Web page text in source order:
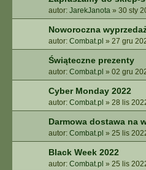
autor: JarekJanota » 30 sty
Noworoczna
autor: Combat.pl » 27 gru
Świąteczne prezenty
autor: Combat.pl » 02 gru
Cyber Monday 2022
autor: Combat.pl » 28 lis
Darmowa dostawa na
autor: Combat.pl » 25 lis
Black Week 2022
autor: Combat.pl » 25 lis